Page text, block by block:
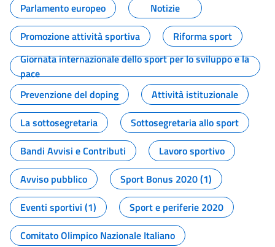
Parlamento europeo
Notizie
Promozione attività sportiva
Riforma sport
Giornata internazionale dello sport per lo sviluppo e la
pace
Prevenzione del doping
Attività istituzionale
La sottosegretaria
Sottosegretaria allo sport
Bandi Avvisi e Contributi
Lavoro sportivo
Avviso pubblico
Sport Bonus 2020 (1)
Eventi sportivi (1)
Sport e periferie 2020
Comitato Olimpico Nazionale Italiano